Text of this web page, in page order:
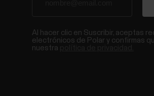
Al hacer clic en Suscribir, aceptas
electrónicos de Polar y confirmas
nuestra